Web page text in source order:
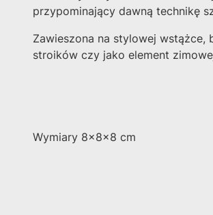
przypominający dawną technikę
Zawieszona na stylowej wstążce,
stroików czy jako element
Wymiary 8x8x8 cm